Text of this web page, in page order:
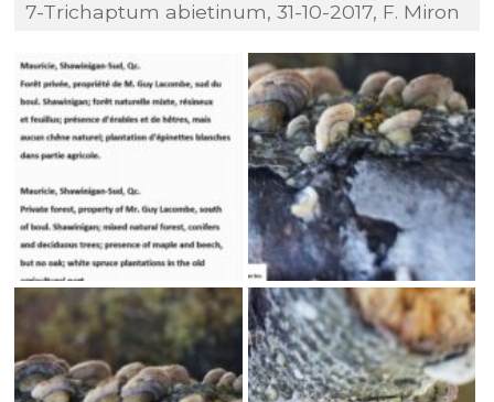
7-Trichaptum abietinum, 31-10-2017, F. Miron